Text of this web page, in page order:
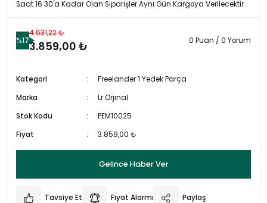
Saat 16:30'a Kadar Olan Siparişler Aynı Gün Kargoya Verilecektir
%17
4.631,22 ₺
3.859,00 ₺ 0 Puan / 0 Yorum
Kategori
Freelander 1 Yedek Parça
Marka
Lr.Orjınal
Stok Kodu
PEM10025
Fiyat
3.859,00 ₺
Gelince Haber Ver
Tavsiye Et Fiyat Alarmı Paylaş